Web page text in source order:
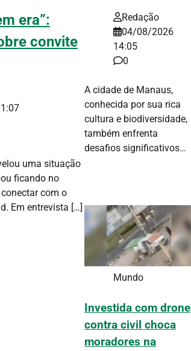
era”:
convite
uma situação
ficando no
com o
Em entrevista […]
Redação
04/08/2026
14:05
0
A cidade de Manaus,
conhecida por sua rica
cultura e biodiversidade,
também enfrenta
desafios significativos…
Mundo
Investida com drone
contra civil choca
moradores na